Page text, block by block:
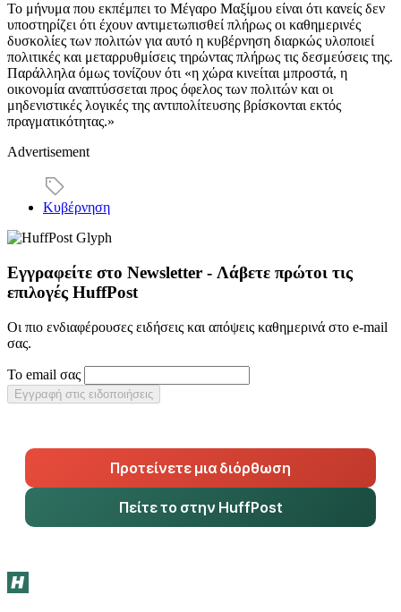
Το μήνυμα που εκπέμπει το Μέγαρο Μαξίμου είναι ότι κανείς δεν
υποστηρίζει ότι έχουν αντιμετωπισθεί πλήρως οι καθημερινές
δυσκολίες των πολιτών για αυτό η κυβέρνηση διαρκώς υλοποιεί
πολιτικές και μεταρρυθμίσεις τηρώντας πλήρως τις δεσμεύσεις της.
Παράλληλα όμως τονίζουν ότι «η χώρα κινείται μπροστά, η
οικονομία αναπτύσσεται προς όφελος των πολιτών και οι
μηδενιστικές λογικές της αντιπολίτευσης βρίσκονται εκτός
πραγματικότητας.»
Advertisement
Κυβέρνηση
Εγγραφείτε στο Newsletter - Λάβετε πρώτοι τις
επιλογές HuffPost
Οι πιο ενδιαφέρουσες ειδήσεις και απόψεις καθημερινά στο e-mail
σας.
Το email σας
Εγγραφή στις ειδοποιήσεις
Προτείνετε μια διόρθωση
Πείτε το στην HuffPost